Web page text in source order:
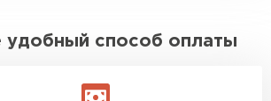
удобный способ оплаты